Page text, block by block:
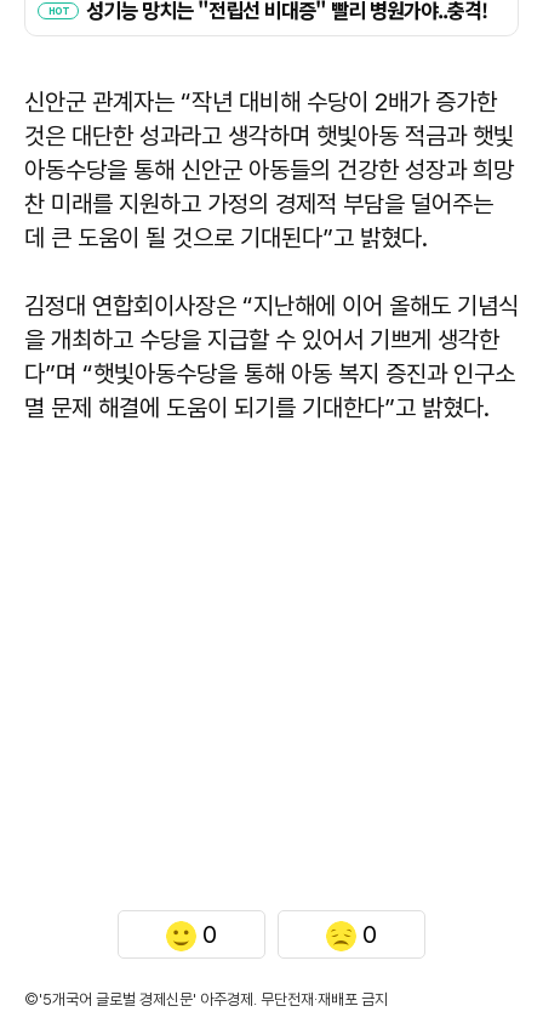
신안군 관계자는 “작년 대비해 수당이 2배가 증가한
것은 대단한 성과라고 생각하며 햇빛아동 적금과 햇빛
아동수당을 통해 신안군 아동들의 건강한 성장과 희망
찬 미래를 지원하고 가정의 경제적 부담을 덜어주는
데 큰 도움이 될 것으로 기대된다”고 밝혔다.
김정대 연합회이사장은 “지난해에 이어 올해도 기념식
을 개최하고 수당을 지급할 수 있어서 기쁘게 생각한
다”며 “햇빛아동수당을 통해 아동 복지 증진과 인구소
멸 문제 해결에 도움이 되기를 기대한다”고 밝혔다.
0 0
©'5개국어 글로벌 경제신문' 아주경제. 무단전재·재배포 금지